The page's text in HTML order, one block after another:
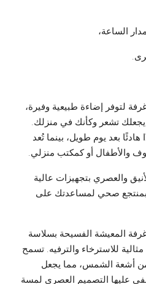
الساعة،
لتوفر إضاءة طبيعية وفيرة،
تشعر وكأنك في منزلك.
هادئًا بعد يوم طويل، بينما تُعد
والأطفال أو كمكتب منزلي.
والعصري بتجهيزات عالية
بمنتجع صحي لمساعدتك على
المعيشة الفسيحة بسلاسة
للاسترخاء والترفيه. تسمح
من أشعة الشمس، مما يجعل
عليها التصميم العصري لمسة